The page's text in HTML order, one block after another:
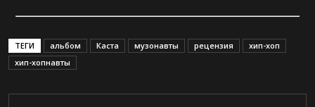
ТЕГИ альбом Каста музонавты рецензия
хип-хоп
хип-хопнавты